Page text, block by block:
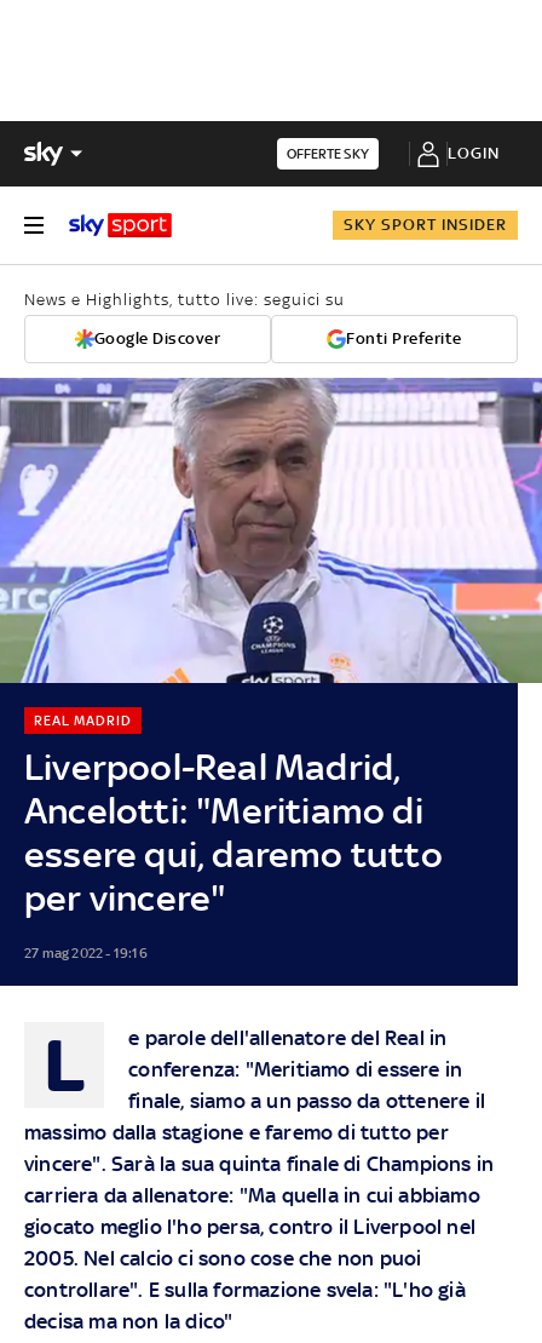
OFFERTE SKY LOGIN
SKY SPORT INSIDER
News e Highlights, tutto live: seguici su
Google Discover Fonti Preferite
Liverpool-Real Madrid,
Ancelotti: "Meritiamo di
essere qui, daremo tutto
per vincere"
REAL MADRID
27 mag 2022 - 19:16
L
e parole dell'allenatore del Real in
conferenza: "Meritiamo di essere in
finale, siamo a un passo da ottenere il
massimo dalla stagione e faremo di tutto per
vincere". Sarà la sua quinta finale di Champions in
carriera da allenatore: "Ma quella in cui abbiamo
giocato meglio l'ho persa, contro il Liverpool nel
2005. Nel calcio ci sono cose che non puoi
controllare". E sulla formazione svela: "L'ho già
decisa ma non la dico"